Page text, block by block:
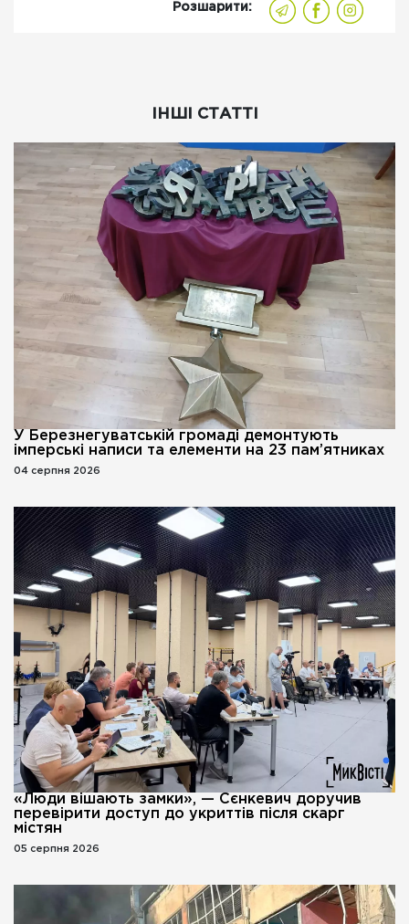
Розшарити:
ІНШІ СТАТТІ
У Березнегуватській громаді демонтують
імперські написи та елементи на 23 пам’ятниках
04 серпня 2026
«Люди вішають замки», — Сєнкевич доручив
перевірити доступ до укриттів після скарг
містян
05 серпня 2026